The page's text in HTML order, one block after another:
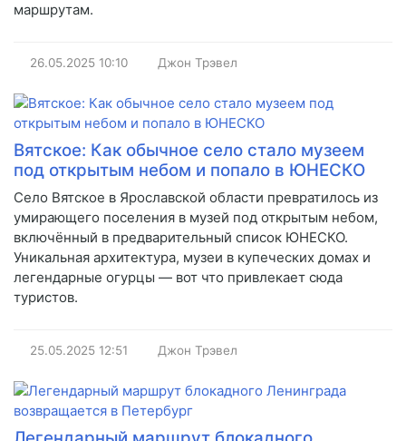
маршрутам.
26.05.2025 10:10 Джон Трэвел
Вятское: Как обычное село стало музеем
под открытым небом и попало в ЮНЕСКО
Село Вятское в Ярославской области превратилось из
умирающего поселения в музей под открытым небом,
включённый в предварительный список ЮНЕСКО.
Уникальная архитектура, музеи в купеческих домах и
легендарные огурцы — вот что привлекает сюда
туристов.
25.05.2025 12:51 Джон Трэвел